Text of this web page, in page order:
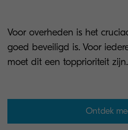
Voor overheden is het
goed beveiligd is. Voor
moet dit een topprioriteit zijn.
Ontdek